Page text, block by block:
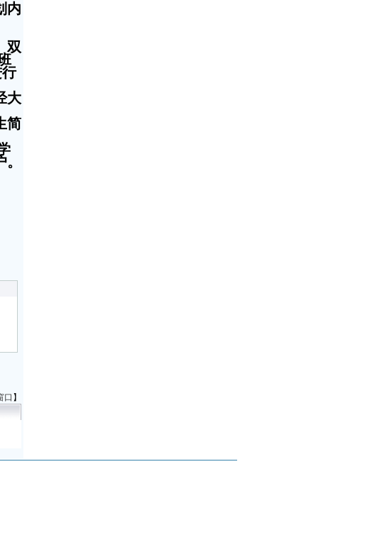
内
双
大
简
口 】
· 江苏省2009年具有高考招生资格的高校名